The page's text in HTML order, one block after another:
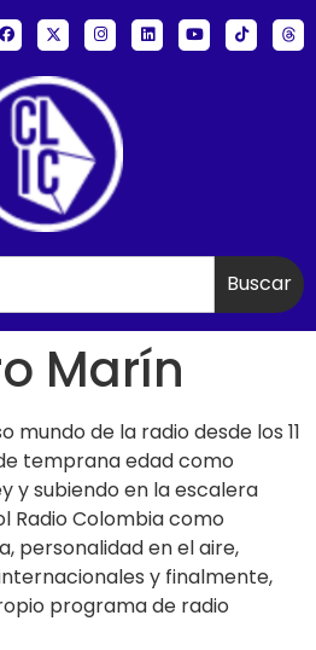
Buscar
Marín
mundo de la radio desde los 11
temprana edad como
y subiendo en la escalera
Radio Colombia como
personalidad en el aire,
y finalmente,
programa de radio